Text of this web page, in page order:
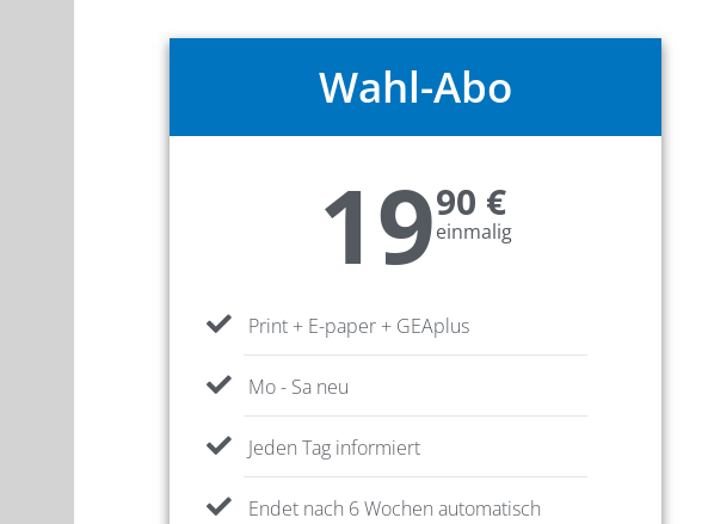
Wahl-Abo
1990 €
einmalig
Print + E-paper + GEAplus
Mo - Sa neu
Jeden Tag informiert
Endet nach 6 Wochen automatisch